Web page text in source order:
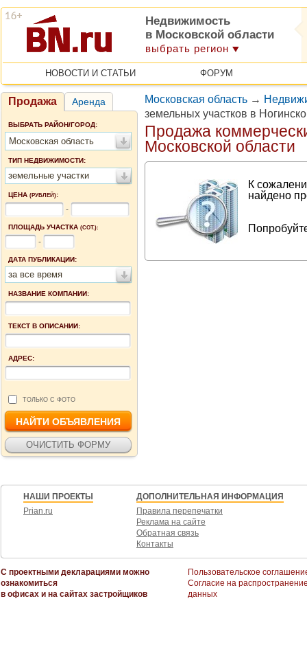
Недвижимость
в Московской области
выбрать регион
НОВОСТИ И СТАТЬИ ФОРУМ
Продажа Аренда
ВЫБРАТЬ РАЙОН/ГОРОД:
Московская область
ТИП НЕДВИЖИМОСТИ:
земельные участки
ЦЕНА (РУБЛЕЙ):
-
ПЛОЩАДЬ УЧАСТКА (СОТ.):
-
ДАТА ПУБЛИКАЦИИ:
за все время
НАЗВАНИЕ КОМПАНИИ:
ТЕКСТ В ОПИСАНИИ:
АДРЕС:
ТОЛЬКО С ФОТО
Московская область →
земельных участков в
Продажа
Московской области
К
найдено
НАШИ ПРОЕКТЫ
Prian.ru
ДОПОЛНИТЕЛЬНАЯ ИНФОРМАЦИЯ
Правила перепечатки
Реклама на сайте
Обратная связь
Контакты
С проектными декларациями можно
ознакомиться
в офисах и на сайтах застройщиков
Пользовательское
Согласие на
данных